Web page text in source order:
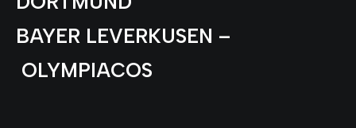
BAYER LEVERKUSEN –
OLYMPIACOS